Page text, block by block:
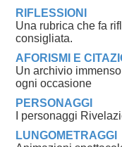
RIFLESSIONI
Una rubrica che fa
consigliata.
AFORISMI E
Un archivio
ogni occasione
PERSONAGGI
I personaggi
LUNGOMETRAGGI